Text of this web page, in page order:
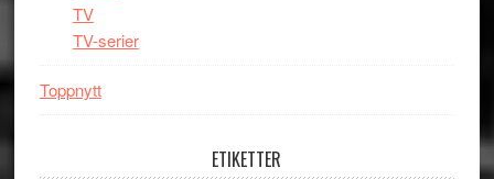
TV
TV-serier
Toppnytt
ETIKETTER